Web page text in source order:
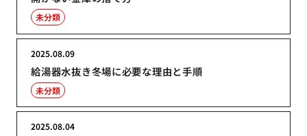
未分類
給湯器水抜き冬場に必要な理由と手順
2025.08.09
未分類
2025.08.04